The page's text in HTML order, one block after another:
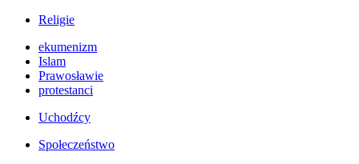
Religie
ekumenizm
Islam
Prawosławie
protestanci
Uchodźcy
Społeczeństwo